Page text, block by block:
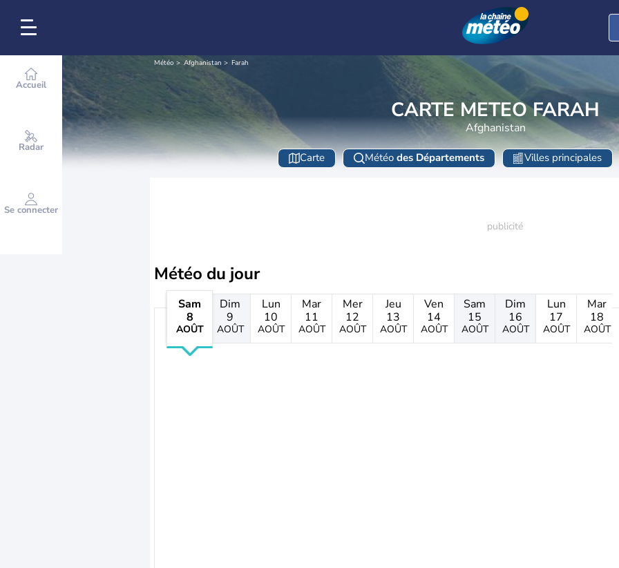
Accueil
Radar
Se connecter
Météo Afghanistan Farah
CARTE METEO FARAH
Afghanistan
Carte Météo des Départements Villes principales
Météo du jour
Sam
8
AOÛT
Dim
9
AOÛT
Lun
10
AOÛT
Mar
11
AOÛT
Mer
12
AOÛT
Jeu
13
AOÛT
Ven
14
AOÛT
Sam
15
AOÛT
Dim
16
AOÛT
Lun
17
AOÛT
Mar
18
AOÛT